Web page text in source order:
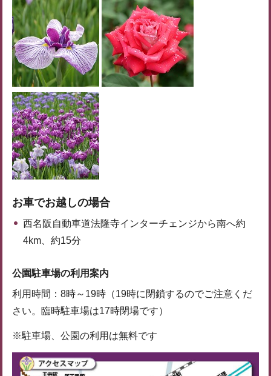
お車でお越しの場合
西名阪自動車道法隆寺インターチェンジから南へ約
4km、約15分
公園駐車場の利用案内
利用時間：8時～19時（19時に閉鎖するのでご注意くだ
さい。臨時駐車場は17時閉場です）
※駐車場、公園の利用は無料です